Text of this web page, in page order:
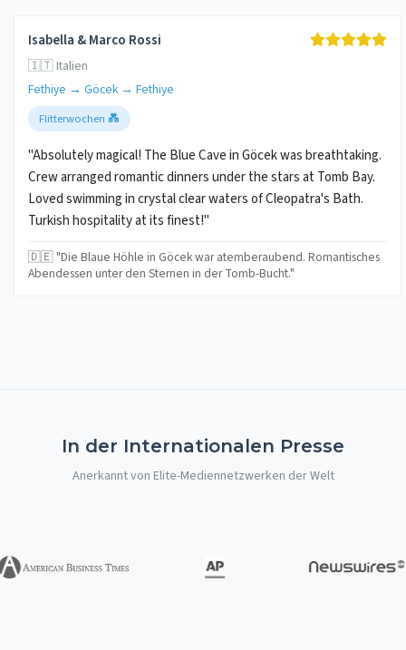
Isabella & Marco Rossi
🇮🇹 Italien
Fethiye → Göcek → Fethiye
Flitterwochen 💑
"Absolutely magical! The Blue Cave in Göcek was breathtaking.
Crew arranged romantic dinners under the stars at Tomb Bay.
Loved swimming in crystal clear waters of Cleopatra's Bath.
Turkish hospitality at its finest!"
🇩🇪 "Die Blaue Höhle in Göcek war atemberaubend. Romantisches
Abendessen unter den Sternen in der Tomb-Bucht."
In der Internationalen Presse
Anerkannt von Elite-Mediennetzwerken der Welt